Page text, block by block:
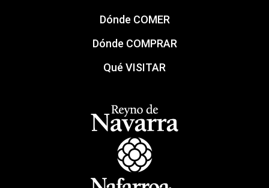
Dónde COMER
Dónde COMPRAR
Qué VISITAR